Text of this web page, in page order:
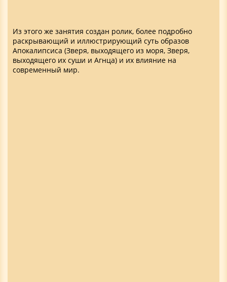
Из этого же занятия создан ролик, более подробно
раскрывающий и иллюстрирующий суть образов
Апокалипсиса (Зверя, выходящего из моря, Зверя,
выходящего их суши и Агнца) и их влияние на
современный мир.